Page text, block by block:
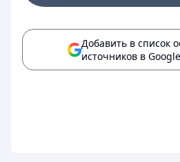
Добавить в список
источников в Google